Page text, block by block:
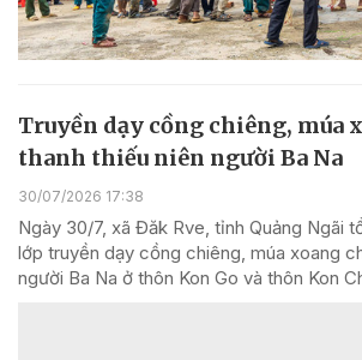
Truyền dạy cồng chiêng, múa
thanh thiếu niên người Ba Na
30/07/2026 17:38
Ngày 30/7, xã Đăk Rve, tỉnh Quảng Ngãi
lớp truyền dạy cồng chiêng, múa xoang
người Ba Na ở thôn Kon Go và thôn Kon